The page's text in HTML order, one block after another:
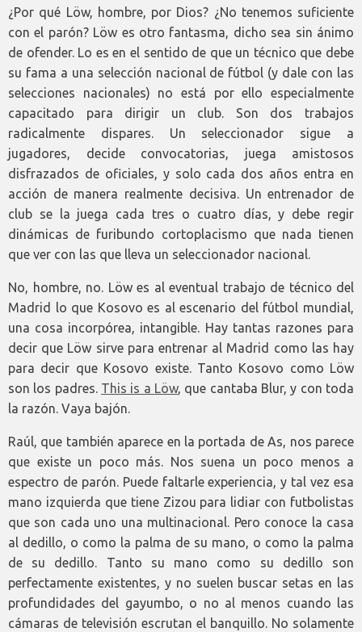
¿Por qué Löw, hombre, por Dios? ¿No tenemos suficiente
con el parón? Löw es otro fantasma, dicho sea sin ánimo
de ofender. Lo es en el sentido de que un técnico que debe
su fama a una selección nacional de fútbol (y dale con las
selecciones nacionales) no está por ello especialmente
capacitado para dirigir un club. Son dos trabajos
radicalmente dispares. Un seleccionador sigue a
jugadores, decide convocatorias, juega amistosos
disfrazados de oficiales, y solo cada dos años entra en
acción de manera realmente decisiva. Un entrenador de
club se la juega cada tres o cuatro días, y debe regir
dinámicas de furibundo cortoplacismo que nada tienen
que ver con las que lleva un seleccionador nacional.
No, hombre, no. Löw es al eventual trabajo de técnico del
Madrid lo que Kosovo es al escenario del fútbol mundial,
una cosa incorpórea, intangible. Hay tantas razones para
decir que Löw sirve para entrenar al Madrid como las hay
para decir que Kosovo existe. Tanto Kosovo como Löw
son los padres. This is a Löw, que cantaba Blur, y con toda
la razón. Vaya bajón.
Raúl, que también aparece en la portada de As, nos parece
que existe un poco más. Nos suena un poco menos a
espectro de parón. Puede faltarle experiencia, y tal vez esa
mano izquierda que tiene Zizou para lidiar con futbolistas
que son cada uno una multinacional. Pero conoce la casa
al dedillo, o como la palma de su mano, o como la palma
de su dedillo. Tanto su mano como su dedillo son
perfectamente existentes, y no suelen buscar setas en las
profundidades del gayumbo, o no al menos cuando las
cámaras de televisión escrutan el banquillo. No solamente